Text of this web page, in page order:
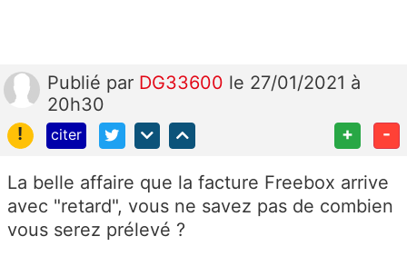
Publié par DG33600 le 27/01/2021 à
20h30
!
citer + -
La belle affaire que la facture Freebox arrive
avec "retard", vous ne savez pas de combien
vous serez prélevé ?